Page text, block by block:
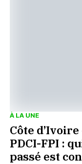
À LA UNE
Côte
PDCI-FPI :
passé est